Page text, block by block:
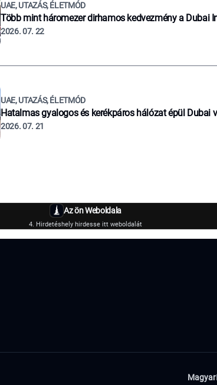
UAE, UTAZÁS, ÉLETMÓD
Több mint háromezer dirhamos kedvezmény a Dubai
2026. 07. 22
UAE, UTAZÁS, ÉLETMÓD
Hatalmas gyalogos és kerékpáros hálózat épül Dubai
2026. 07. 21
Az ön Weboldala
4. Hirdetéshely hirdesse itt weboldalát
Magyar